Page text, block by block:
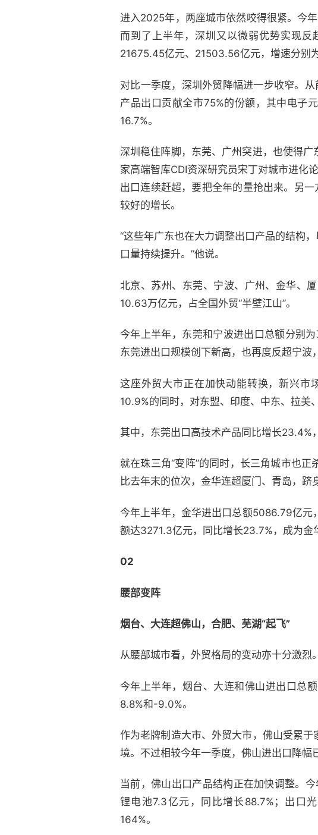
进入2025年，两座城市依然咬得很紧。今
而到了上半年，深圳又以微弱优势实现
21675.45亿元、21503.56亿元，增速分别为
对比一季度，深圳外贸降幅进一步收窄。
产品出口贡献全市75%的份额，其中电子
16.7%。
深圳稳住阵脚，东莞、广州突进，也使得
家高端智库CDI资深研究员宋丁对城市进化
出口连续赶超，要把全年的量抢出来。另
较好的增长。
“这些年广东也在大力调整出口产品的结构
口量持续提升。”他说。
北京、苏州、东莞、宁波、广州、金华、
10.63万亿元，占全国外贸“半壁江山”。
今年上半年，东莞和宁波进出口总额分别
东莞进出口规模创下新高，也再度反超宁波
这座外贸大市正在加快动能转换，新兴市
10.9%的同时，对东盟、印度、中东、拉美
其中，东莞出口高技术产品同比增长23.4%
就在珠三角“变阵”的同时，长三角城市也
比去年末的位次，金华连超厦门、青岛，跻
今年上半年，金华进出口总额5086.79亿元
额达3271.3亿元，同比增长23.7%，成为金
02
腰部变阵
烟台、大连超佛山，合肥、芜湖“起飞”
从腰部城市看，外贸格局的变动亦十分激烈
今年上半年，烟台、大连和佛山进出口总
8.8%和-9.0%。
作为老牌制造大市、外贸大市，佛山受累
境。不过相较今年一季度，佛山进出口降幅
当前，佛山出口产品结构正在加快调整。
锂电池7.3亿元，同比增长88.7%；出口
164%。